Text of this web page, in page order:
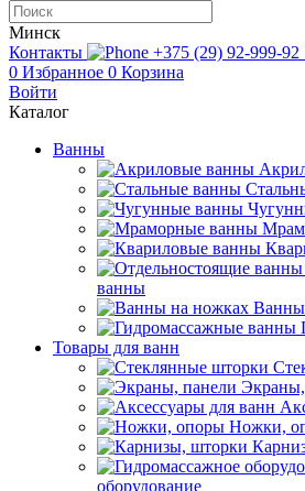
Минск
Контакты
+375 (29) 92-999-92
0 Избранное 0 Корзина
Войти
Каталог
Ванны
ванны
Товары для ванн
Ножки,
оборудование